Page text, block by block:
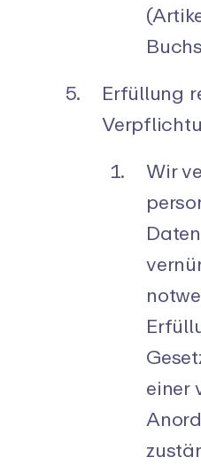
Erfüllung
Wir
einer